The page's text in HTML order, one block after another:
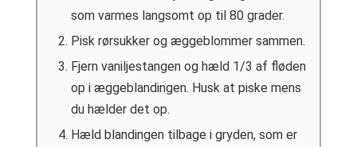
som varmes langsomt op til 80 grader.
Pisk rørsukker og æggeblommer sammen.
Fjern vaniljestangen og hæld 1/3 af fløden
op i æggeblandingen. Husk at piske mens
du hælder det op.
Hæld blandingen tilbage i gryden, som er